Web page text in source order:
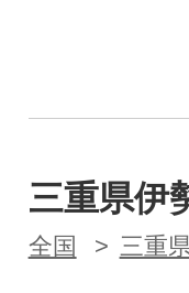
三重県伊
全国 三重